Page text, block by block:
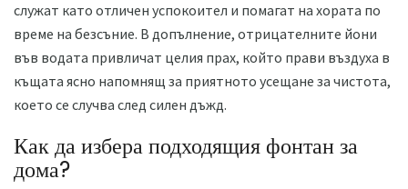
служат като отличен успокоител и помагат на хората по
време на безсъние. В допълнение, отрицателните йони
във водата привличат целия прах, който прави въздуха в
къщата ясно напомнящ за приятното усещане за чистота,
което се случва след силен дъжд.
Как да избера подходящия фонтан за
дома?